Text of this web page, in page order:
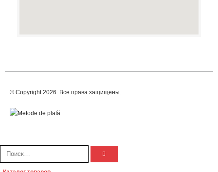
© Copyright 2026. Все права защищены.